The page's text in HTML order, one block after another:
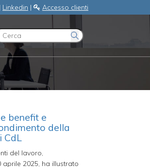
Linkedin | Accesso clienti
benefit e
della
CdL
del lavoro,
2025, ha illustrato